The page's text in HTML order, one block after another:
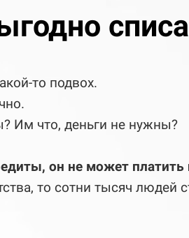
то подвох.
Им что, деньги не нужны?
он не может платить
то сотни тысяч людей